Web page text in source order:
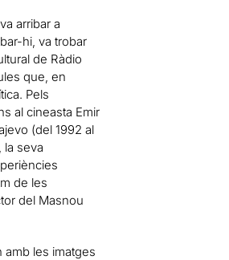
arribar a
hi, va trobar
de Ràdio
que, en
Pels
al cineasta Emir
(del 1992 al
la seva
de les
del Masnou
les imatges